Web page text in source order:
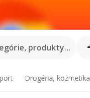
produkty...
Drogéria, kozmetika